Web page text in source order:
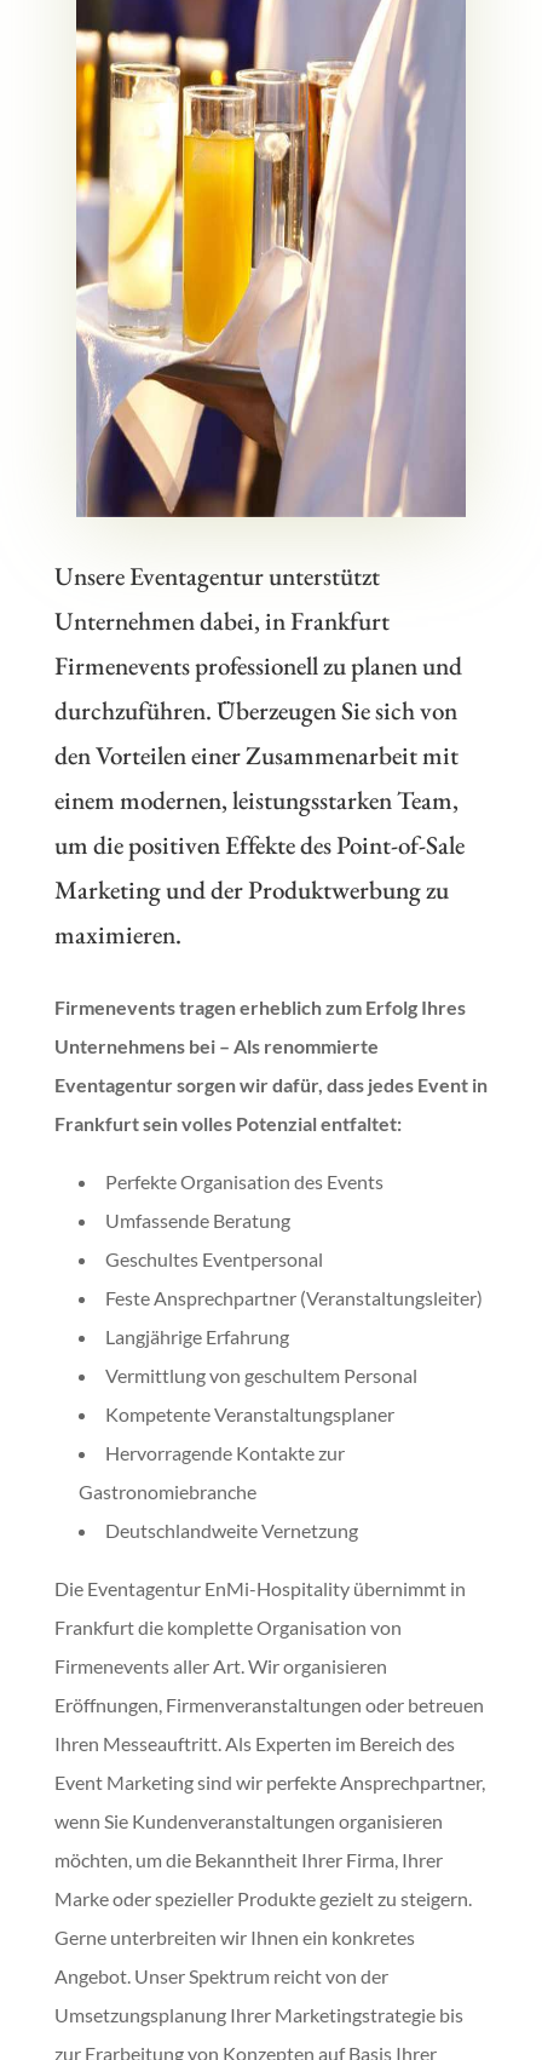
UnsereEventagenturunterstützt
Unternehmen dabei, inFrankfurt
Firmenevents professionell zu planen und
durchzuführen. Überzeugen Sie sich von
den Vorteilen einer Zusammenarbeit mit
einem modernen, leistungsstarken Team,
um die positiven Effekte des Point-of-Sale
Marketing und der Produktwerbung zu
maximieren.
Firmenevents tragen erheblich zum Erfolg Ihres
Unternehmens bei – Als renommierte
Eventagentursorgen wir dafür, dass jedes Event in
Frankfurtsein volles Potenzial entfaltet:
Perfekte Organisation des Events
Umfassende Beratung
Geschultes Eventpersonal
Feste Ansprechpartner (Veranstaltungsleiter)
Langjährige Erfahrung
Vermittlung von geschultem Personal
Kompetente Veranstaltungsplaner
Hervorragende Kontakte zur
Gastronomiebranche
Deutschlandweite Vernetzung
Die EventagenturEnMi-Hospitality übernimmt in
Frankfurtdie komplette Organisation von
Firmenevents aller Art. Wir organisieren
Eröffnungen, Firmenveranstaltungen oder betreuen
Ihren Messeauftritt. Als Experten im Bereich des
Event Marketingsind wir perfekte Ansprechpartner,
wenn Sie Kundenveranstaltungen organisieren
möchten, um die Bekanntheit Ihrer Firma, Ihrer
Marke oder spezieller Produkte gezielt zu steigern.
Gerne unterbreiten wir Ihnen ein konkretes
Angebot. Unser Spektrum reicht von der
Umsetzungsplanung Ihrer Marketingstrategie bis
zur Erarbeitung von Konzepten auf Basis Ihrer